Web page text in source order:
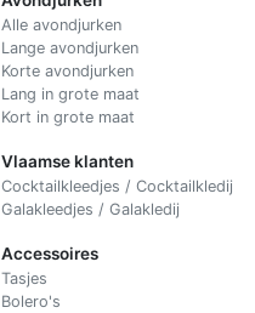
Alle avondjurken
Lange avondjurken
Korte avondjurken
Lang in grote maat
Kort in grote maat
Vlaamse klanten
Cocktailkleedjes / Cocktailkledij
Galakleedjes / Galakledij
Accessoires
Tasjes
Bolero's